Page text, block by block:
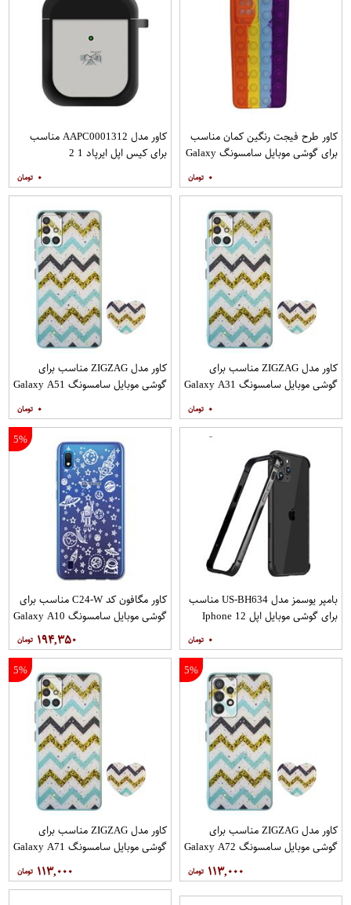
کاور طرح فیجت رنگین کمان مناسب
برای گوشی موبایل سامسونگ Galaxy
۰
کاور مدل AAPC0001312 مناسب
برای کیس اپل ایرپاد 1 2
۰
کاور مدل ZIGZAG مناسب برای
گوشی موبایل سامسونگ Galaxy A31
۰
کاور مدل ZIGZAG مناسب برای
گوشی موبایل سامسونگ Galaxy A51
۰
بامپر یوسمز مدل US-BH634 مناسب
برای گوشی موبایل اپل Iphone 12
۰
5%
کاور مگافون کد C24-W مناسب برای
گوشی موبایل سامسونگ Galaxy A10
۱۹۴,۳۵۰
5%
کاور مدل ZIGZAG مناسب برای
گوشی موبایل سامسونگ Galaxy A72
۱۱۳,۰۰۰
5%
کاور مدل ZIGZAG مناسب برای
گوشی موبایل سامسونگ Galaxy A71
۱۱۳,۰۰۰